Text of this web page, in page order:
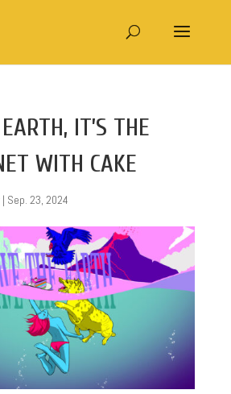
IT’S THE
WITH CAKE
| Sep. 23, 2024